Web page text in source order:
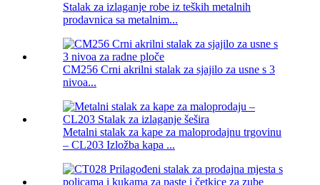
Stalak za izlaganje robe iz teških metalnih
prodavnica sa metalnim...
CM256 Crni akrilni stalak za sjajilo za usne s 3
nivoa...
Metalni stalak za kape za maloprodajnu trgovinu
– CL203 Izložba kapa ...